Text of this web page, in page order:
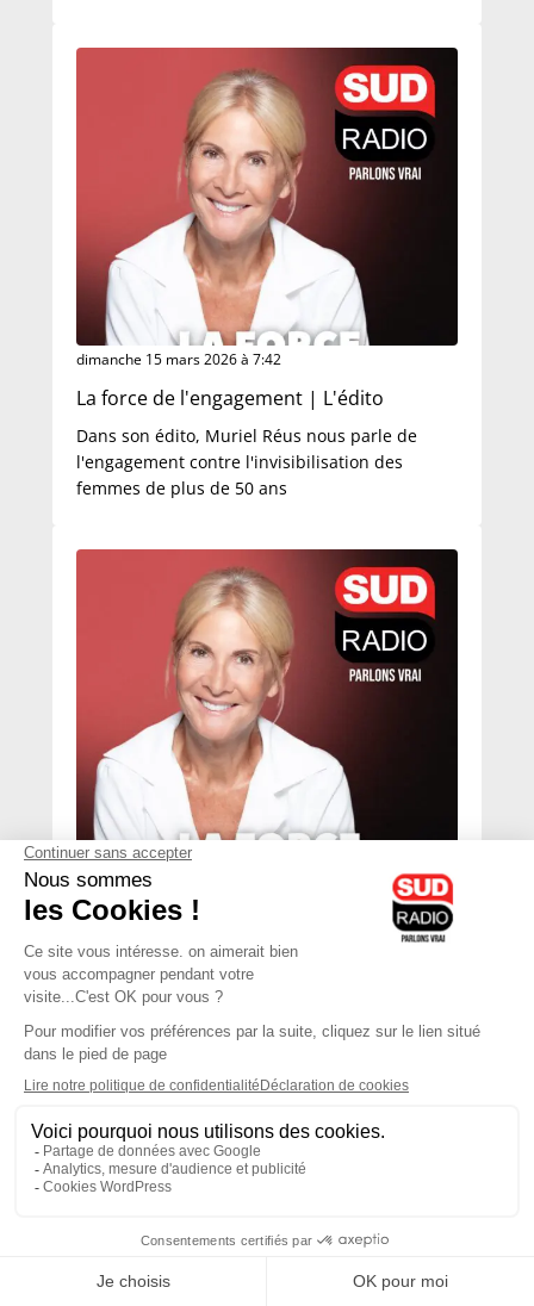
dimanche 15 mars 2026 à 7:42
La force de l'engagement | L'édito
Dans son édito, Muriel Réus nous parle de
l'engagement contre l'invisibilisation des
femmes de plus de 50 ans
dimanche 8 mars 2026 à 15:39
La force de l'engagement
Laurence Rossignol est invitée de Muriel Réus
pour aborder l'engagement pour refuser la
banalisation du 8 mars
Laurent Permasse
La vie devant nous
Christophe Debien
La planete demain